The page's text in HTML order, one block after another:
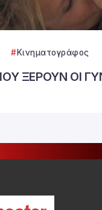
Κινηματογράφος
ΞΕΡΟΥΝ ΟΙ